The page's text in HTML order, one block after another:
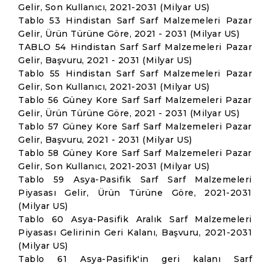
Gelir, Son Kullanıcı, 2021-2031 (Milyar US)
Tablo 53 Hindistan Sarf Sarf Malzemeleri Pazar
Gelir, Ürün Türüne Göre, 2021 - 2031 (Milyar US)
TABLO 54 Hindistan Sarf Sarf Malzemeleri Pazar
Gelir, Başvuru, 2021 - 2031 (Milyar US)
Tablo 55 Hindistan Sarf Sarf Malzemeleri Pazar
Gelir, Son Kullanıcı, 2021-2031 (Milyar US)
Tablo 56 Güney Kore Sarf Sarf Malzemeleri Pazar
Gelir, Ürün Türüne Göre, 2021 - 2031 (Milyar US)
Tablo 57 Güney Kore Sarf Sarf Malzemeleri Pazar
Gelir, Başvuru, 2021 - 2031 (Milyar US)
Tablo 58 Güney Kore Sarf Sarf Malzemeleri Pazar
Gelir, Son Kullanıcı, 2021-2031 (Milyar US)
Tablo 59 Asya-Pasifik Sarf Sarf Malzemeleri
Piyasası Gelir, Ürün Türüne Göre, 2021-2031
(Milyar US)
Tablo 60 Asya-Pasifik Aralık Sarf Malzemeleri
Piyasası Gelirinin Geri Kalanı, Başvuru, 2021-2031
(Milyar US)
Tablo 61 Asya-Pasifik'in geri kalanı Sarf